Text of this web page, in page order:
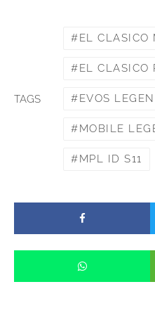
TAGS
EL CLASICO
EL CLASICO
EVOS
MOBILE
MPL ID S11